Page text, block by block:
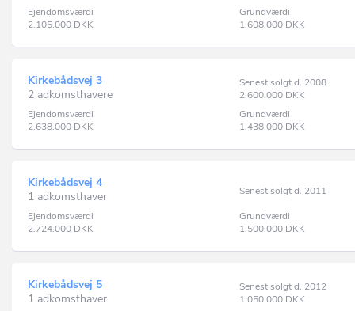
Ejendomsværdi
2.105.000 DKK
Grundværdi
1.608.000 DKK
Kirkebådsvej 3
2 adkomsthavere
Senest solgt d. 2008
2.600.000 DKK
Ejendomsværdi
2.638.000 DKK
Grundværdi
1.438.000 DKK
Kirkebådsvej 4
1 adkomsthaver
Senest solgt d. 2011
Ejendomsværdi
2.724.000 DKK
Grundværdi
1.500.000 DKK
Kirkebådsvej 5
1 adkomsthaver
Senest solgt d. 2012
1.050.000 DKK